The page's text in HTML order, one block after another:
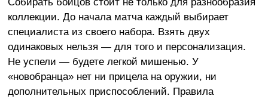
коллекции. До начала матча каждый выбирает
специалиста из своего набора. Взять двух
одинаковых нельзя — для того и персонализация.
Не успели — будете легкой мишенью. У
«новобранца» нет ни прицела на оружии, ни
дополнительных приспособлений. Правила